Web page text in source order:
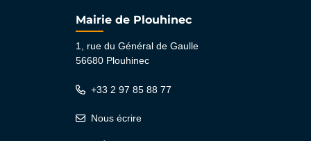
Mairie de Plouhinec
1, rue du Général de Gaulle
56680 Plouhinec
+33 2 97 85 88 77
Nous écrire